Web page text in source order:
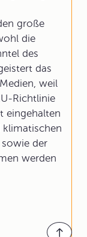
große
die
des
das
weil
Richtlinie
eingehalten
der
werden